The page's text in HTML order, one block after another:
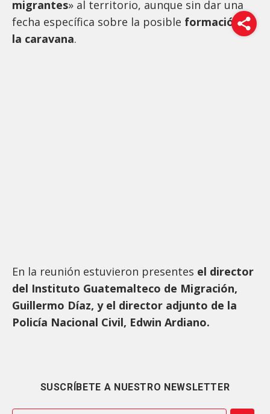
migrantes» al territorio, aunque sin dar una
fecha específica sobre la posible formación de
la caravana.
En la reunión estuvieron presentes el director
del Instituto Guatemalteco de Migración,
Guillermo Díaz, y el director adjunto de la
Policía Nacional Civil, Edwin Ardiano.
SUSCRÍBETE A NUESTRO NEWSLETTER